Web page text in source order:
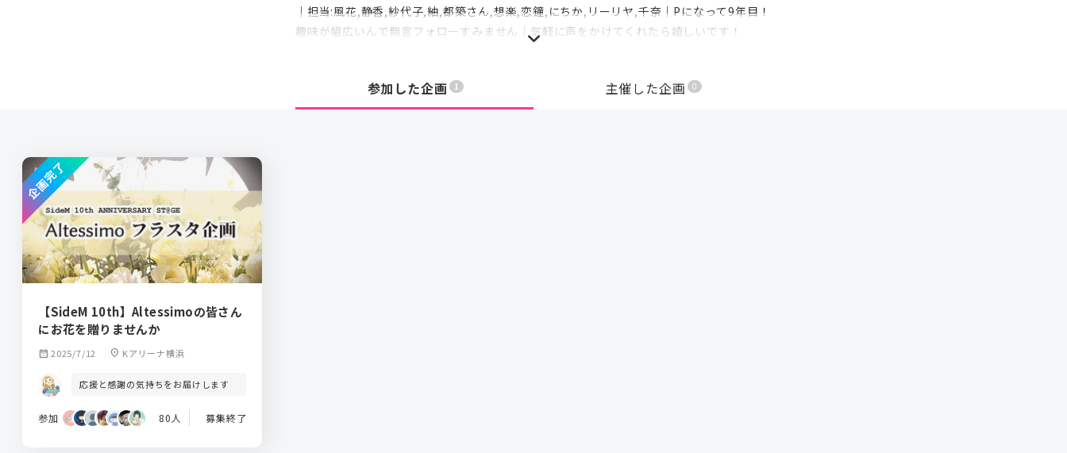
｜担当:風花,静香,紗代子,紬,都築さん,想楽,恋鐘,にちか,リーリヤ,千奈｜Pになって9年目！
趣味が幅広いんで無言フォローすみません｜気軽に声をかけてくれたら嬉しいです！
参加した企画 1 主催した企画 0
【SideM 10th】Altessimoの皆さん
にお花を贈りませんか
calendar_month 2025/7/12 location_on Kアリーナ横浜
応援と感謝の気持ちをお届けします
参加 80人 募集終了
企画完了